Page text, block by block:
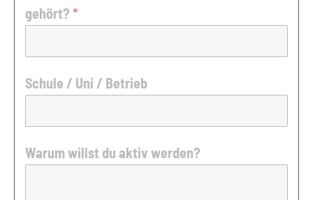
gehört? *
Schule / Uni / Betrieb
Warum willst du aktiv werden?